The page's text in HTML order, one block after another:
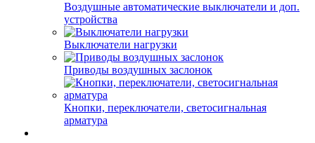
Воздушные автоматические выключатели и доп.
устройства
Выключатели нагрузки
Приводы воздушных заслонок
Кнопки, переключатели, светосигнальная
арматура